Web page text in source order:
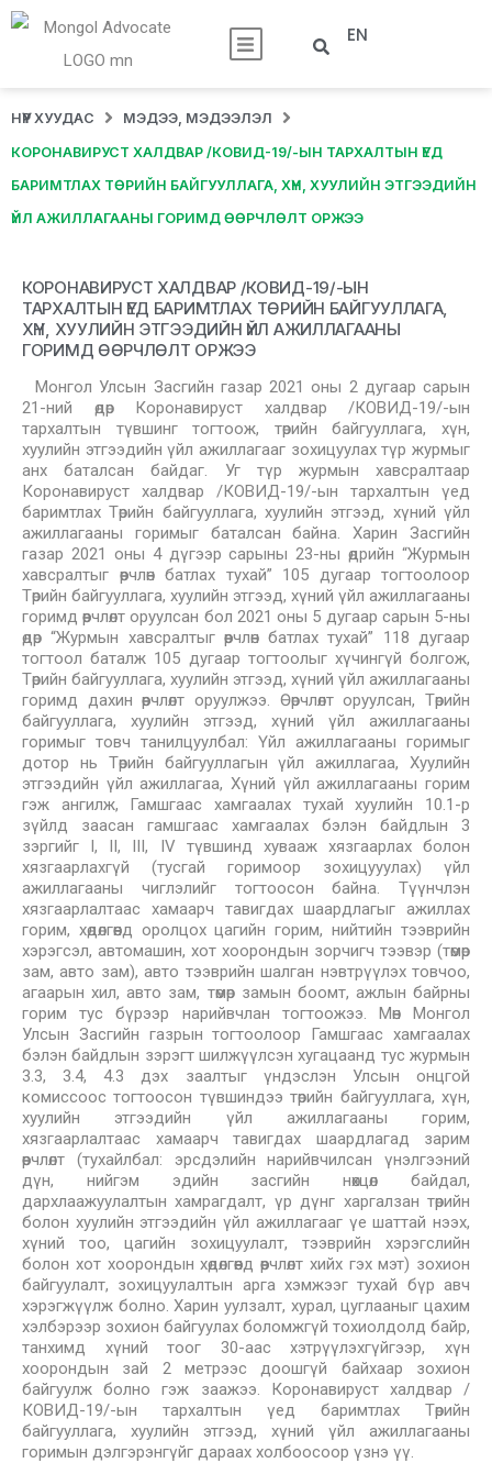
EN
НҮҮР ХУУДАС МЭДЭЭ, МЭДЭЭЛЭЛ
КОРОНАВИРУСТ ХАЛДВАР /КОВИД-19/-ЫН ТАРХАЛТЫН ҮЕД
БАРИМТЛАХ ТӨРИЙН БАЙГУУЛЛАГА, ХҮН, ХУУЛИЙН ЭТГЭЭДИЙН
ҮЙЛ АЖИЛЛАГААНЫ ГОРИМД ӨӨРЧЛӨЛТ ОРЖЭЭ
КОРОНАВИРУСТ ХАЛДВАР /КОВИД-19/-ЫН
ТАРХАЛТЫН ҮЕД БАРИМТЛАХ ТӨРИЙН БАЙГУУЛЛАГА,
ХҮН, ХУУЛИЙН ЭТГЭЭДИЙН ҮЙЛ АЖИЛЛАГААНЫ
ГОРИМД ӨӨРЧЛӨЛТ ОРЖЭЭ
Монгол Улсын Засгийн газар 2021 оны 2 дугаар сарын
21-ний өдөр Коронавируст халдвар /КОВИД-19/-ын
тархалтын түвшинг тогтоож, төрийн байгууллага, хүн,
хуулийн этгээдийн үйл ажиллагааг зохицуулах түр журмыг
анх баталсан байдаг. Уг түр журмын хавсралтаар
Коронавируст халдвар /КОВИД-19/-ын тархалтын үед
баримтлах Төрийн байгууллага, хуулийн этгээд, хүний үйл
ажиллагааны горимыг баталсан байна. Харин Засгийн
газар 2021 оны 4 дүгээр сарыны 23-ны өдрийн “Журмын
хавсралтыг өөрчлөн батлах тухай” 105 дугаар тогтоолоор
Төрийн байгууллага, хуулийн этгээд, хүний үйл ажиллагааны
горимд өөрчлөлт оруулсан бол 2021 оны 5 дугаар сарын 5-ны
өдөр “Журмын хавсралтыг өөрчлөн батлах тухай” 118 дугаар
тогтоол баталж 105 дугаар тогтоолыг хүчингүй болгож,
Төрийн байгууллага, хуулийн этгээд, хүний үйл ажиллагааны
горимд дахин өөрчлөлт оруулжээ. Өөрчлөлт оруулсан, Төрийн
байгууллага, хуулийн этгээд, хүний үйл ажиллагааны
горимыг товч танилцуулбал: Үйл ажиллагааны горимыг
дотор нь Төрийн байгууллагын үйл ажиллагаа, Хуулийн
этгээдийн үйл ажиллагаа, Хүний үйл ажиллагааны горим
гэж ангилж, Гамшгаас хамгаалах тухай хуулийн 10.1-р
зүйлд заасан гамшгаас хамгаалах бэлэн байдлын 3
зэргийг I, II, III, IV түвшинд хувааж хязгаарлах болон
хязгаарлахгүй (тусгай горимоор зохицууулах) үйл
ажиллагааны чиглэлийг тогтоосон байна. Түүнчлэн
хязгаарлалтаас хамаарч тавигдах шаардлагыг ажиллах
горим, хөдөлгөөнд оролцох цагийн горим, нийтийн тээврийн
хэрэгсэл, автомашин, хот хоорондын зорчигч тээвэр (төмөр
зам, авто зам), авто тээврийн шалган нэвтрүүлэх товчоо,
агаарын хил, авто зам, төмөр замын боомт, ажлын байрны
горим тус бүрээр нарийвчлан тогтоожээ. Мөн Монгол
Улсын Засгийн газрын тогтоолоор Гамшгаас хамгаалах
бэлэн байдлын зэрэгт шилжүүлсэн хугацаанд тус журмын
3.3, 3.4, 4.3 дэх заалтыг үндэслэн Улсын онцгой
комиссоос тогтоосон түвшиндээ төрийн байгууллага, хүн,
хуулийн этгээдийн үйл ажиллагааны горим,
хязгаарлалтаас хамаарч тавигдах шаардлагад зарим
өөрчлөлт (тухайлбал: эрсдэлийн нарийвчилсан үнэлгээний
дүн, нийгэм эдийн засгийн нөхцөл байдал,
дархлаажуулалтын хамрагдалт, үр дүнг харгалзан төрийн
болон хуулийн этгээдийн үйл ажиллагааг үе шаттай нээх,
хүний тоо, цагийн зохицуулалт, тээврийн хэрэгслийн
болон хот хоорондын хөдөлгөөнд өөрчлөлт хийх гэх мэт) зохион
байгуулалт, зохицуулалтын арга хэмжээг тухай бүр авч
хэрэгжүүлж болно. Харин уулзалт, хурал, цуглааныг цахим
хэлбэрээр зохион байгуулах боломжгүй тохиолдолд байр,
танхимд хүний тоог 30-аас хэтрүүлэхгүйгээр, хүн
хоорондын зай 2 метрээс доошгүй байхаар зохион
байгуулж болно гэж заажээ. Коронавируст халдвар /
КОВИД-19/-ын тархалтын үед баримтлах Төрийн
байгууллага, хуулийн этгээд, хүний үйл ажиллагааны
горимын дэлгэрэнгүйг дараах холбоосоор үзнэ үү.